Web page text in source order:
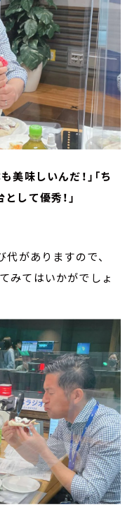
美味しいんだ！」「ち
して優秀！」
代がありますので、
みてはいかがでしょ